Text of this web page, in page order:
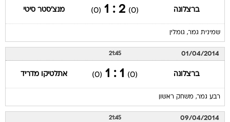
ברצלונה (0)
2 : 1
(0) מנצ'סטר סיטי
שמינית גמר, גומלין
01/04/2014
21:45
ברצלונה (0)
1 : 1
(0) אתלטיקו מדריד
רבע גמר, משחק ראשון
09/04/2014
21:45